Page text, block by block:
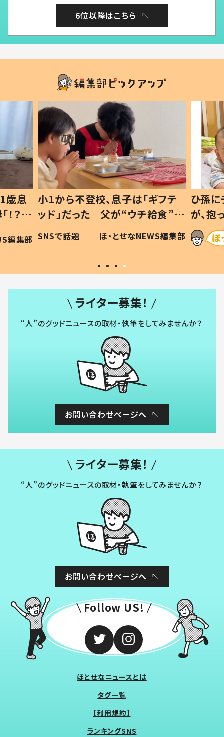
6位以降はこちら
歳息
？」
編集部
小1から不登校、息子は「ギフテ
ッド」だった 父が“ウチ給食”を
作り続ける理由とは #令和の親
#令和の子
SNSで話題 ほ・とせなNEWS編集部
ひ孫
が、
「涙が
い」
ライター募集！
“人”のグッドニュースの取材・執筆をしてみませんか？
お問い合わせページへ
ライター募集！
“人”のグッドニュースの取材・執筆をしてみませんか？
お問い合わせページへ
Follow US!
ほとせなニュースとは
タグ一覧
【利用規約】
ランキングSNS